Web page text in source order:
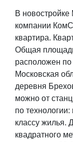
В новостройке
компании
квартира.
Общая
расположен по
Московская
деревня
можно от
по
классу жилья.
квадратного